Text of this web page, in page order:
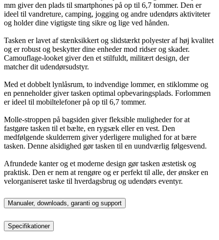
mm giver den plads til smartphones på op til 6,7 tommer. Den er
ideel til vandreture, camping, jogging og andre udendørs aktiviteter
og holder dine vigtigste ting sikre og lige ved hånden.
Tasken er lavet af stænksikkert og slidstærkt polyester af høj kvalitet
og er robust og beskytter dine enheder mod ridser og skader.
Camouflage-looket giver den et stilfuldt, militært design, der
matcher dit udendørsudstyr.
Med et dobbelt lynlåsrum, to indvendige lommer, en stiklomme og
en penneholder giver tasken optimal opbevaringsplads. Forlommen
er ideel til mobiltelefoner på op til 6,7 tommer.
Molle-stroppen på bagsiden giver fleksible muligheder for at
fastgøre tasken til et bælte, en rygsæk eller en vest. Den
medfølgende skulderrem giver yderligere mulighed for at bære
tasken. Denne alsidighed gør tasken til en uundværlig følgesvend.
Afrundede kanter og et moderne design gør tasken æstetisk og
praktisk. Den er nem at rengøre og er perfekt til alle, der ønsker en
velorganiseret taske til hverdagsbrug og udendørs eventyr.
Manualer, downloads, garanti og support
Specifikationer